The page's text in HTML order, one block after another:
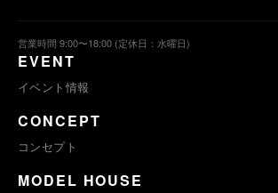
営業時間 9:00〜18:00 (定休日：水曜日)
EVENT
イベント情報
CONCEPT
コンセプト
MODEL HOUSE